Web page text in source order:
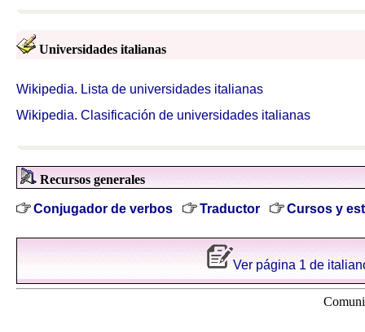
Universidades italianas
Wikipedia. Lista de universidades italianas
Wikipedia. Clasificación de universidades italianas
Recursos generales
Conjugador de verbos Traductor Cursos y
Ver página 1 de